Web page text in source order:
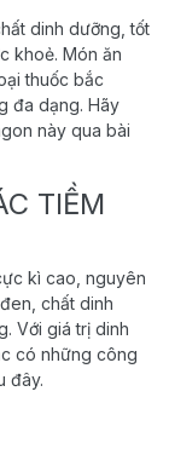
dinh dưỡng, tốt
khoẻ. Món ăn
thuốc bắc
đa dạng. Hãy
này qua bài
TIỀM
kì cao, nguyên
chất dinh
Với giá trị dinh
có những công
đây.